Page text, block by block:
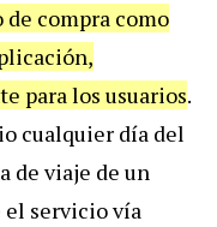
de compra como
para los usuarios.
cualquier día del
de viaje de un
servicio vía